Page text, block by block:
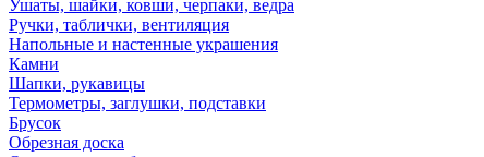
Ушаты, шайки, ковши, черпаки, ведра
Ручки, таблички, вентиляция
Напольные и настенные украшения
Камни
Шапки, рукавицы
Термометры, заглушки, подставки
Брусок
Обрезная доска